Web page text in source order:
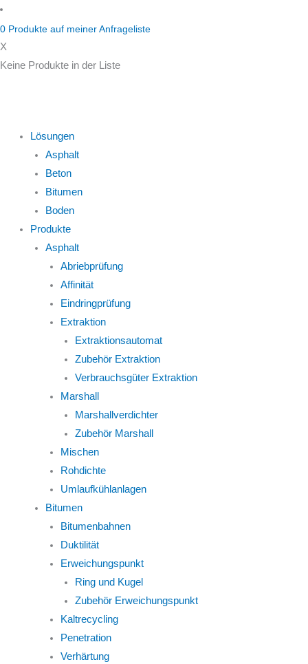
Zum
Inhalt
springen
0 Produkte auf meiner Anfrageliste
X
Keine Produkte in der Liste
Lösungen
Asphalt
Beton
Bitumen
Boden
Produkte
Asphalt
Abriebprüfung
Affinität
Eindringprüfung
Extraktion
Extraktionsautomat
Zubehör Extraktion
Verbrauchsgüter Extraktion
Marshall
Marshallverdichter
Zubehör Marshall
Mischen
Rohdichte
Umlaufkühlanlagen
Bitumen
Bitumenbahnen
Duktilität
Erweichungspunkt
Ring und Kugel
Zubehör Erweichungspunkt
Kaltrecycling
Penetration
Verhärtung